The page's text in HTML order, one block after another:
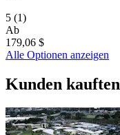
5 (1)
Ab
179,06 $
Alle Optionen anzeigen
Kunden